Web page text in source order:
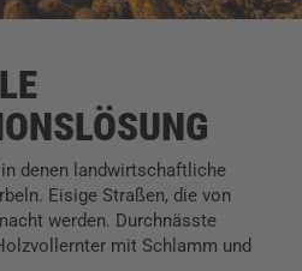
denen landwirtschaftliche
Eisige Straßen, die von
werden. Durchnässte
mit Schlamm und